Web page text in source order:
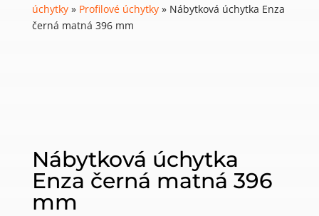
úchytky» Profilové úchytky» Nábytková úchytka Enza
černá matná 396 mm
Nábytková úchytka
Enza černá matná 396
mm